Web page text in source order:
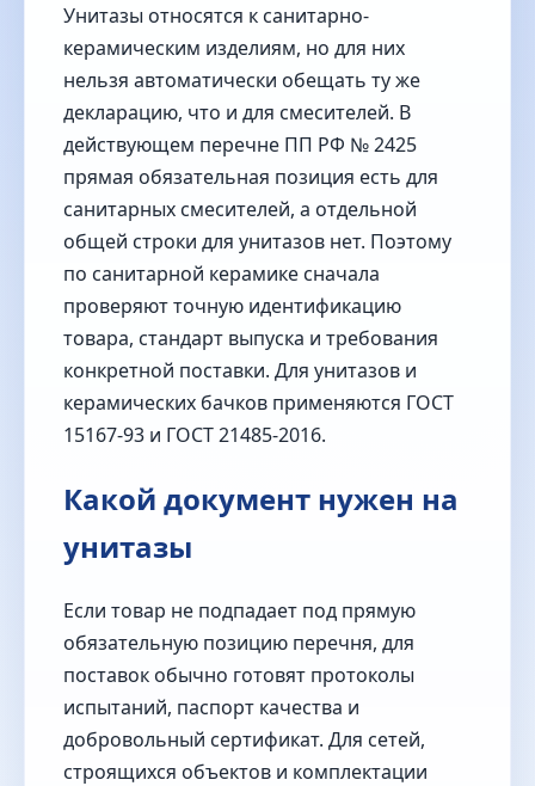
Унитазы относятся к санитарно-
керамическим изделиям, но для них
нельзя автоматически обещать ту же
декларацию, что и для смесителей. В
действующем перечне ПП РФ № 2425
прямая обязательная позиция есть для
санитарных смесителей, а отдельной
общей строки для унитазов нет. Поэтому
по санитарной керамике сначала
проверяют точную идентификацию
товара, стандарт выпуска и требования
конкретной поставки. Для унитазов и
керамических бачков применяются ГОСТ
15167-93 и ГОСТ 21485-2016.
Какой документ нужен на
унитазы
Если товар не подпадает под прямую
обязательную позицию перечня, для
поставок обычно готовят протоколы
испытаний, паспорт качества и
добровольный сертификат. Для сетей,
строящихся объектов и комплектации